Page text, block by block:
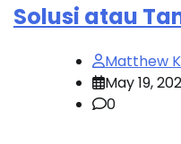
Solusi atau
Matthew
May 19,
0